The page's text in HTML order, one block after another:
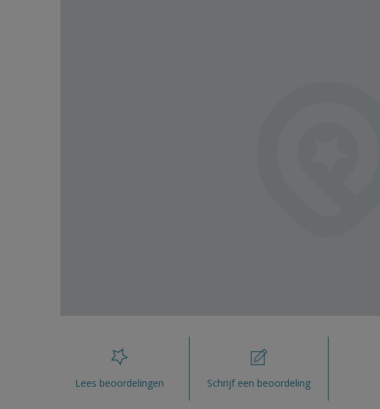
Lees beoordelingen Schrijf een beoordeling